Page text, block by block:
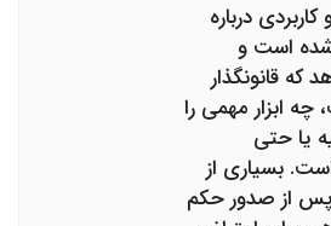
درباره
شده است و
قانونگذار
ابزار مهمی را
یا حتی
بسیاری از
پس از صدور حکم